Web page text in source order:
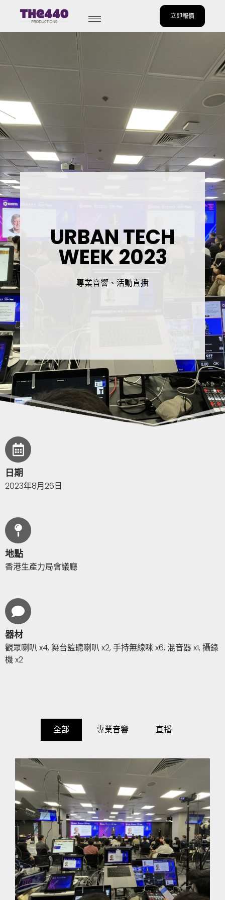
立即報價
URBAN TECH
WEEK 2023
專業音響、活動直播
日期
2023年8月26日
地點
香港生產力局會議廳
器材
觀眾喇叭 x4, 舞台監聽喇叭 x2, 手持無線咪 x6, 混音器 x1, 攝錄
機 x2
全部 專業音響 直播